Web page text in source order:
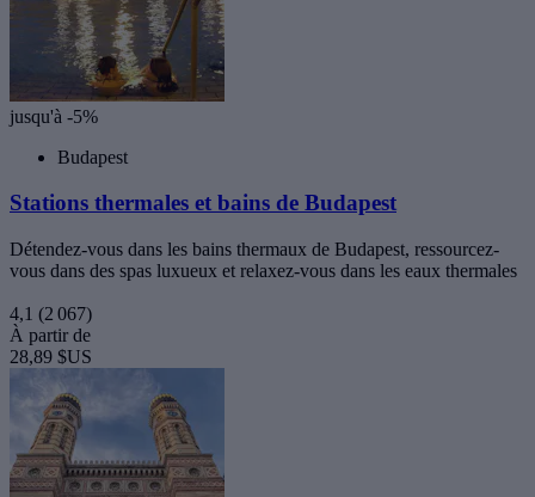
jusqu'à -5%
Budapest
Stations thermales et bains de Budapest
Détendez-vous dans les bains thermaux de Budapest, ressourcez-
vous dans des spas luxueux et relaxez-vous dans les eaux thermales
4,1 (2 067)
À partir de
28,89 $US